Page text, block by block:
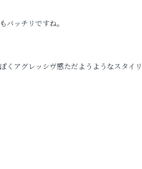
バッチリですね。
くアグレッシヴ感ただようようなスタイリ